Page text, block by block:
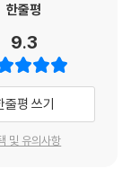
어 원서 활용법
관계 개선부터 시작
과막의 장벽을 더
과적으로 할 수 있는
였거든요. 아이가 코
? 두 가지 이유가 있
비해 공부를 할 수
영어만 잘하는 아이
와 장래 꿈을 찾고, 꿈
그걸 돕는 도구 중
했던 부모님 세대들
잘하고 있는 건지
책을 쓰고, 다양한
이나 방법이 중요한
한줄평
9.3
줄평 쓰기
및 유의사항